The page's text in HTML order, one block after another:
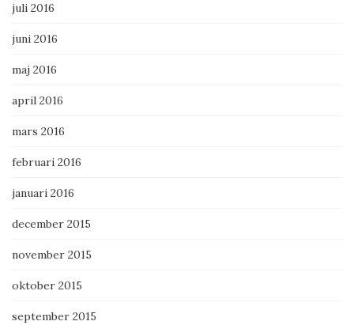
juli 2016
juni 2016
maj 2016
april 2016
mars 2016
februari 2016
januari 2016
december 2015
november 2015
oktober 2015
september 2015